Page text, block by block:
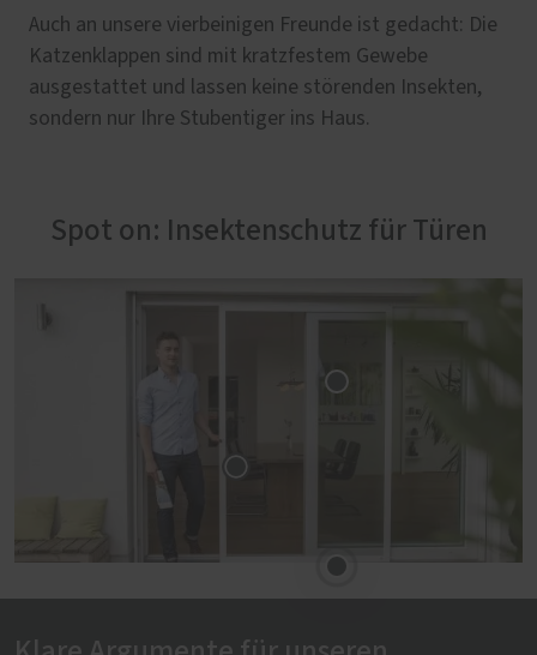
Auch an unsere vierbeinigen Freunde ist gedacht: Die
Katzenklappen sind mit kratzfestem Gewebe
ausgestattet und lassen keine störenden Insekten,
sondern nur Ihre Stubentiger ins Haus.
Spot on: Insektenschutz für Türen